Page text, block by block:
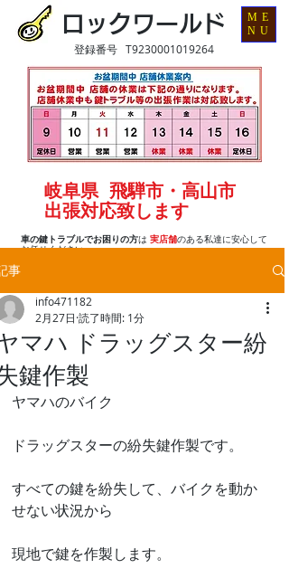
ロックワールド
車の鍵トラブルでお困りの方は 実店舗のある私達に安心して
お任せください
岐阜県 飛騨市・高山市
出張対応致します
登録番号 T9230001019264
ME
NU
事
マハ ドラッグスター紛
鍵作製
info471182
2月27日 読了時間: 1分
ヤマハのバイク
ドラッグスターの紛失鍵作製です。
すべての鍵を紛失して、バイクを動か
せない状況から
現地で鍵を作製します。